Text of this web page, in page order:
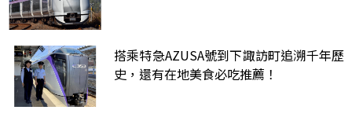
搭乘特急AZUSA號到下諏訪町追溯千年歷
史，還有在地美食必吃推薦！